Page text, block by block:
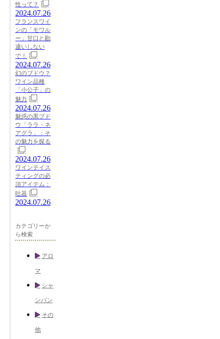
性って？
2024.07.26
フランスワイ
ンの「モワル
ー」甘口と勘
違いしない
で！
2024.07.26
幻のブドウ？
ワイン品種
「小公子」の
魅力
2024.07.26
魅惑の黒ブド
ウ「ララ・ネ
アグラ」：そ
の魅力を探る
2024.07.26
ワインテイス
ティングの必
須アイテム：
吐器
2024.07.26
カテゴリーか
ら検索
アロ
マ
シャ
ンパン
その
他